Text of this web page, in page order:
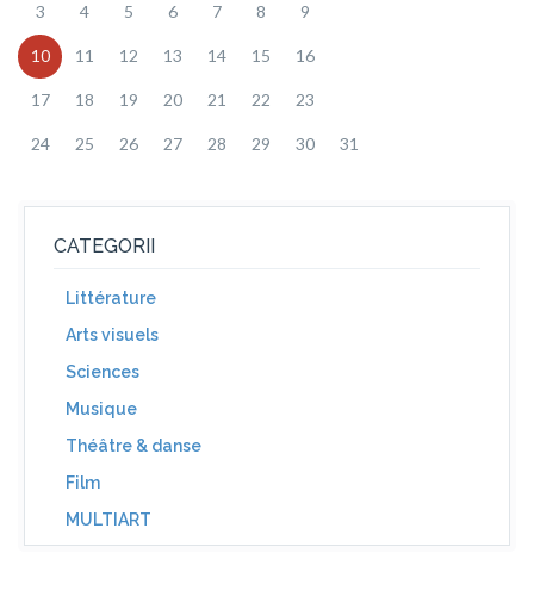
3 4 5 6 7 8 9
10 11 12 13 14 15 16
17 18 19 20 21 22 23
24 25 26 27 28 29 30 31
CATEGORII
Littérature
Arts visuels
Sciences
Musique
Théâtre & danse
Film
MULTIART